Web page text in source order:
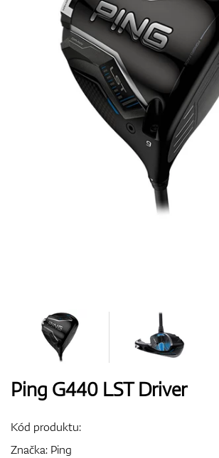
Golfové hole
Oblečení
Boty
Rukavice
Bagy
Ping G440 LST Driver
Kód produktu:
Značka: Ping